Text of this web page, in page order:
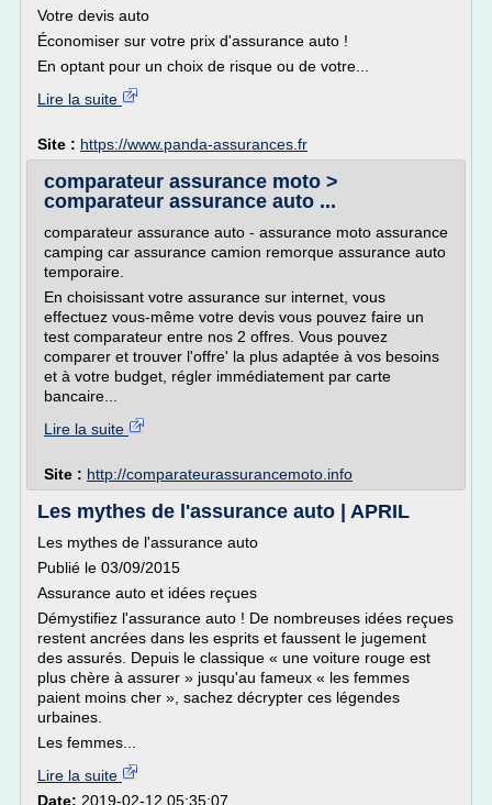
Votre devis auto
Économiser sur votre prix d'assurance auto !
En optant pour un choix de risque ou de votre...
Lire la suite
Site : https://www.panda-assurances.fr
comparateur assurance moto >
comparateur assurance auto ...
comparateur assurance auto - assurance moto assurance
camping car assurance camion remorque assurance auto
temporaire.
En choisissant votre assurance sur internet, vous
effectuez vous-même votre devis vous pouvez faire un
test comparateur entre nos 2 offres. Vous pouvez
comparer et trouver l'offre' la plus adaptée à vos besoins
et à votre budget, régler immédiatement par carte
bancaire...
Lire la suite
Site : http://comparateurassurancemoto.info
Les mythes de l'assurance auto | APRIL
Les mythes de l'assurance auto
Publié le 03/09/2015
Assurance auto et idées reçues
Démystifiez l'assurance auto ! De nombreuses idées reçues
restent ancrées dans les esprits et faussent le jugement
des assurés. Depuis le classique « une voiture rouge est
plus chère à assurer » jusqu'au fameux « les femmes
paient moins cher », sachez décrypter ces légendes
urbaines.
Les femmes...
Lire la suite
Date: 2019-02-12 05:35:07